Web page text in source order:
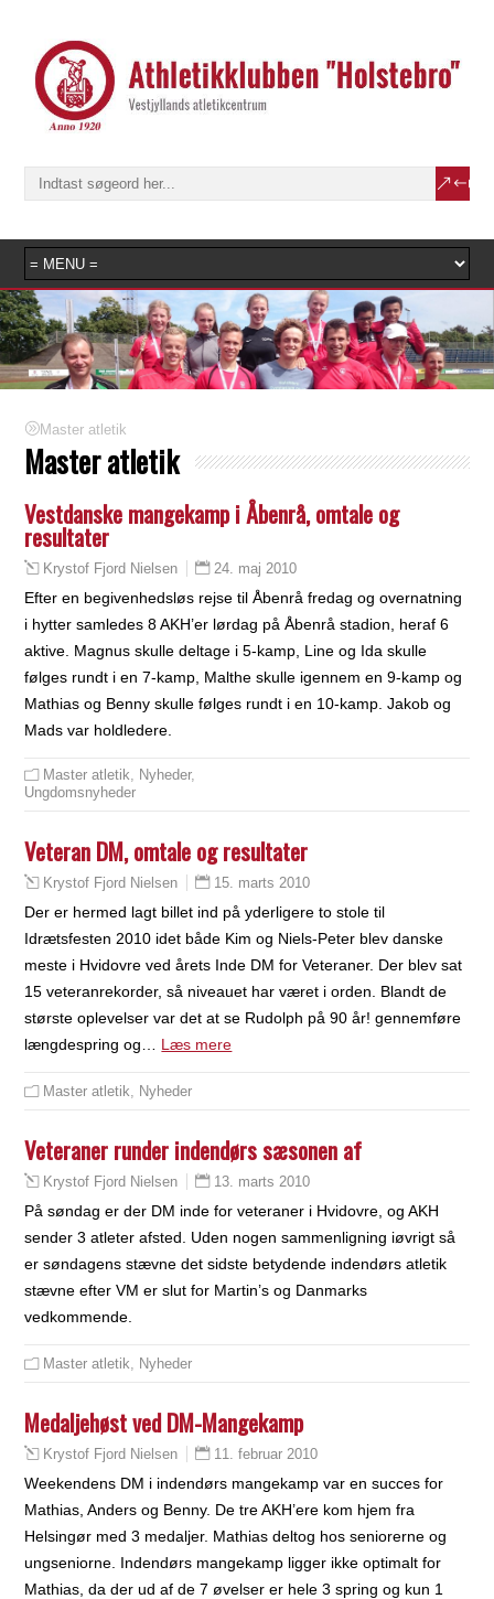
Master atletik
Master atletik
Vestdanske mangekamp i Åbenrå, omtale og
resultater
Krystof Fjord Nielsen 24. maj 2010
Efter en begivenhedsløs rejse til Åbenrå fredag og overnatning
i hytter samledes 8 AKH’er lørdag på Åbenrå stadion, heraf 6
aktive. Magnus skulle deltage i 5-kamp, Line og Ida skulle
følges rundt i en 7-kamp, Malthe skulle igennem en 9-kamp og
Mathias og Benny skulle følges rundt i en 10-kamp. Jakob og
Mads var holdledere.
Master atletik Nyheder,
Ungdomsnyheder
Veteran DM, omtale og resultater
Krystof Fjord Nielsen 15. marts 2010
Der er hermed lagt billet ind på yderligere to stole til
Idrætsfesten 2010 idet både Kim og Niels-Peter blev danske
meste i Hvidovre ved årets Inde DM for Veteraner. Der blev sat
15 veteranrekorder, så niveauet har været i orden. Blandt de
største oplevelser var det at se Rudolph på 90 år! gennemføre
længdespring og… Læs mere
Master atletik Nyheder
Veteraner runder indendørs sæsonen af
Krystof Fjord Nielsen 13. marts 2010
På søndag er der DM inde for veteraner i Hvidovre, og AKH
sender 3 atleter afsted. Uden nogen sammenligning iøvrigt så
er søndagens stævne det sidste betydende indendørs atletik
stævne efter VM er slut for Martin’s og Danmarks
vedkommende.
Master atletik Nyheder
Medaljehøst ved DM-Mangekamp
Krystof Fjord Nielsen 11. februar 2010
Weekendens DM i indendørs mangekamp var en succes for
Mathias, Anders og Benny. De tre AKH’ere kom hjem fra
Helsingør med 3 medaljer. Mathias deltog hos seniorerne og
ungseniorne. Indendørs mangekamp ligger ikke optimalt for
Mathias, da der ud af de 7 øvelser er hele 3 spring og kun 1